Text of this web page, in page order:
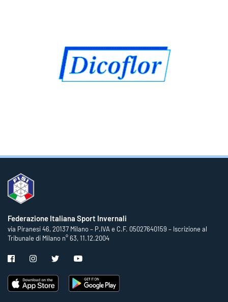
Federazione Italiana Sport Invernali
via Piranesi 46, 20137 Milano – P.IVA e C.F. 05027640159 – Iscrizione al
Tribunale di Milano n° 63, 11.12.2004